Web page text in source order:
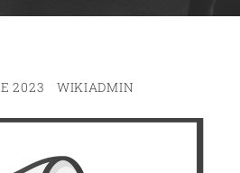
2023 WIKIADMIN